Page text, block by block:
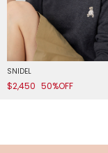
SNIDEL
$2,450 50%OFF